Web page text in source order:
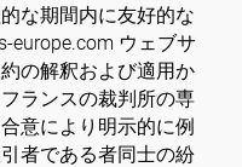
な期間内に友好的な
europe.com ウェブサ
の解釈および適用か
ランスの裁判所の専
意により明示的に例
者である者同士の紛